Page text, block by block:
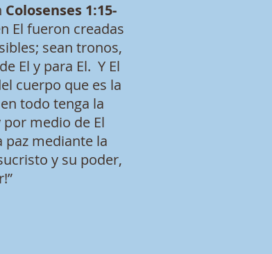
Colosenses 1:15-
El fueron creadas
sean tronos,
El y para El. Y El
cuerpo que es la
todo tenga la
medio de El
paz mediante la
y su poder,